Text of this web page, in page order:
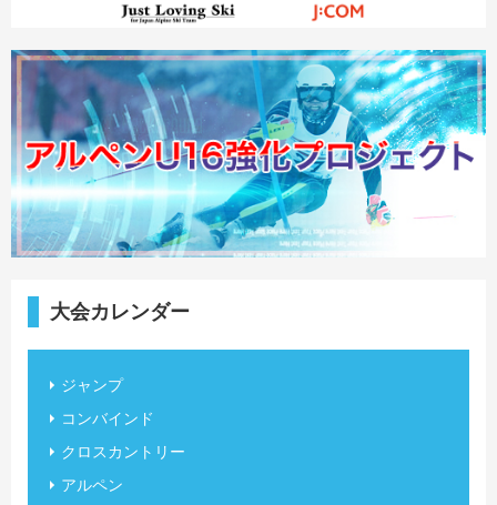
大会カレンダー
ジャンプ
コンバインド
クロスカントリー
アルペン